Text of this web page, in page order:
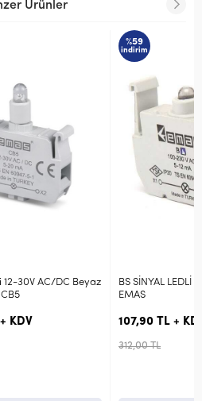
Ürünler
BS SİNYAL LEDLİ BLOK SARI 220V
107,90 TL + KDV